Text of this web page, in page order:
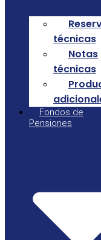
técnicas
Notas
técnicas
Fondos de
Pensiones